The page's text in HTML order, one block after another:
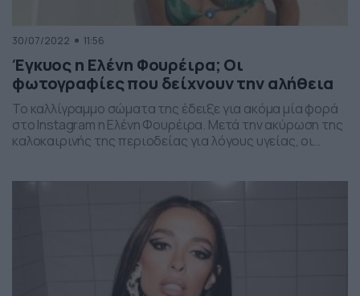
30/07/2022 11:56
Έγκυος η Ελένη Φουρέιρα; Οι
φωτογραφίες που δείχνουν την αλήθεια
Το καλλίγραμμο σώματα της έδειξε για ακόμα μία φορά
στο Instagram η Ελένη Φουρέιρα. Μετά την ακύρωση της
καλοκαιρινής της περιοδείας για λόγους υγείας, οι
Instagram «Soula Glamorous», ήρθε […]